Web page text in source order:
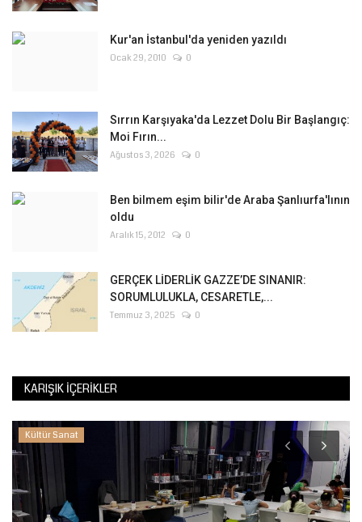
Kur'an İstanbul'da yeniden yazıldı
Ocak 29, 2010 0
Sırrın Karşıyaka'da Lezzet Dolu Bir Başlangıç:
Moi Fırın...
Ağustos 3, 2026 0
Ben bilmem eşim bilir'de Araba Şanlıurfa'lının
oldu
Aralık 15, 2012 0
GERÇEK LİDERLİK GAZZE’DE SINANIR:
SORUMLULUKLA, CESARETLE,...
Temmuz 3, 2025 0
KARIŞIK İÇERIKLER
Kültür Sanat